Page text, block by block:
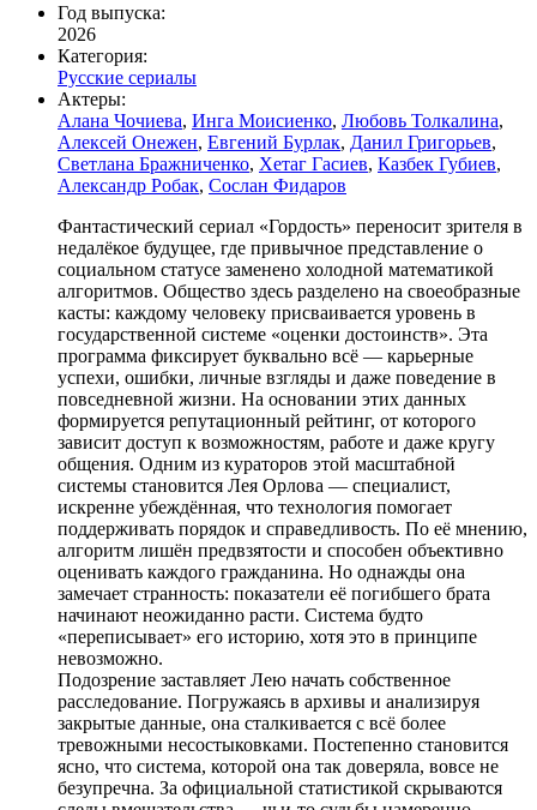
Год выпуска:
2026
Категория:
Русские сериалы
Актеры:
Алана Чочиева, Инга Моисиенко, Любовь Толкалина,
Алексей Онежен, Евгений Бурлак, Данил Григорьев,
Светлана Бражниченко, Хетаг Гасиев, Казбек Губиев,
Александр Робак, Сослан Фидаров
Фантастический сериал «Гордость» переносит зрителя в
недалёкое будущее, где привычное представление о
социальном статусе заменено холодной математикой
алгоритмов. Общество здесь разделено на своеобразные
касты: каждому человеку присваивается уровень в
государственной системе «оценки достоинств». Эта
программа фиксирует буквально всё — карьерные
успехи, ошибки, личные взгляды и даже поведение в
повседневной жизни. На основании этих данных
формируется репутационный рейтинг, от которого
зависит доступ к возможностям, работе и даже кругу
общения. Одним из кураторов этой масштабной
системы становится Лея Орлова — специалист,
искренне убеждённая, что технология помогает
поддерживать порядок и справедливость. По её мнению,
алгоритм лишён предвзятости и способен объективно
оценивать каждого гражданина. Но однажды она
замечает странность: показатели её погибшего брата
начинают неожиданно расти. Система будто
«переписывает» его историю, хотя это в принципе
невозможно.
Подозрение заставляет Лею начать собственное
расследование. Погружаясь в архивы и анализируя
закрытые данные, она сталкивается с всё более
тревожными несостыковками. Постепенно становится
ясно, что система, которой она так доверяла, вовсе не
безупречна. За официальной статистикой скрываются